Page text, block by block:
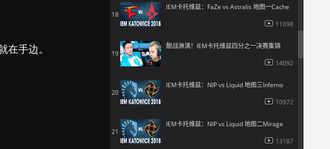
18
IEM卡托维兹：FaZe vs Astralis 地图一Cache
11098
19
酣战淋漓！IEM卡托维兹四分之一决赛集锦
14092
20
IEM卡托维兹：NIP vs Liquid 地图三Inferno
10972
21
IEM卡托维兹：NIP vs Liquid 地图二Mirage
13187